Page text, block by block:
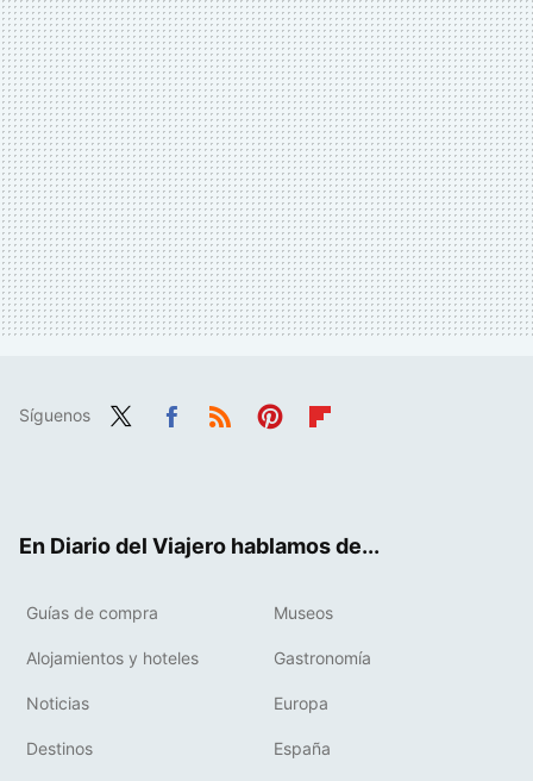
Síguenos
En Diario del Viajero hablamos de...
Guías de compra Museos
Alojamientos y hoteles Gastronomía
Noticias Europa
Destinos España